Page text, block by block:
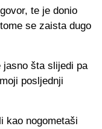
te je donio
se zaista dugo
jasno šta slijedi pa
posljednji
kao nogometaši